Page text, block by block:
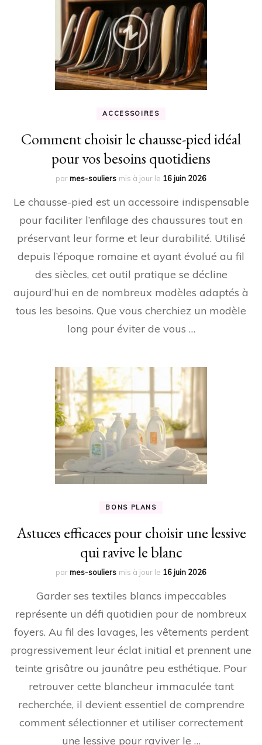
ACCESSOIRES
Comment choisir le chausse-pied idéal
pour vos besoins quotidiens
parmes-souliers mis à jour le 16 juin 2026
Le chausse-pied est un accessoire indispensable
pour faciliter l’enfilage des chaussures tout en
préservant leur forme et leur durabilité. Utilisé
depuis l’époque romaine et ayant évolué au fil
des siècles, cet outil pratique se décline
aujourd’hui en de nombreux modèles adaptés à
tous les besoins. Que vous cherchiez un modèle
long pour éviter de vous …
BONS PLANS
Astuces efficaces pour choisir une lessive
qui ravive le blanc
parmes-souliers mis à jour le 16 juin 2026
Garder ses textiles blancs impeccables
représente un défi quotidien pour de nombreux
foyers. Au fil des lavages, les vêtements perdent
progressivement leur éclat initial et prennent une
teinte grisâtre ou jaunâtre peu esthétique. Pour
retrouver cette blancheur immaculée tant
recherchée, il devient essentiel de comprendre
comment sélectionner et utiliser correctement
une lessive pour raviver le …